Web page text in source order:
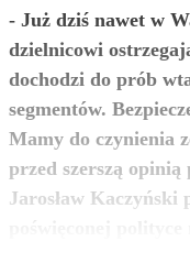
- Już dziś nawet w
dzielnicowi
dochodzi do prób
segmentów.
Mamy do czynienia
przed szerszą opinią
Jarosław Kaczyński